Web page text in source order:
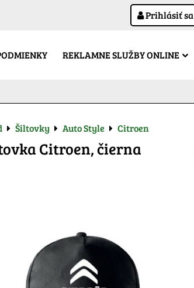
Prihlásiť sa
REKLAMNE SLUŽBY ONLINE
Šiltovky Auto Style Citroen
Citroen, čierna